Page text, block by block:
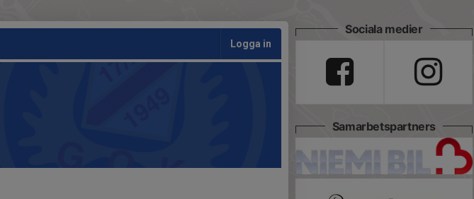
Logga in
Sociala medier
Samarbetspartners